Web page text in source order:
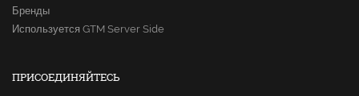
Бренды
Используется GTM Server Side
ПРИСОЕДИНЯЙТЕСЬ